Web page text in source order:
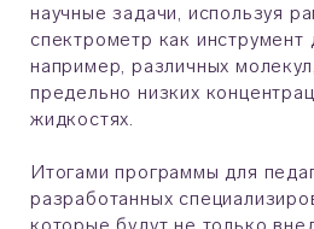
научные задачи, используя
спектрометр как инструмент
например, различных
предельно низких
жидкостях.
Итогами программы для
разработанных